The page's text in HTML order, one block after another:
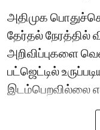
அதிமுக
தேர்தல் நேரத்தில்
அறிவிப்புகளை
பட்ஜெட்டில்
இடம்பெறவில்லை